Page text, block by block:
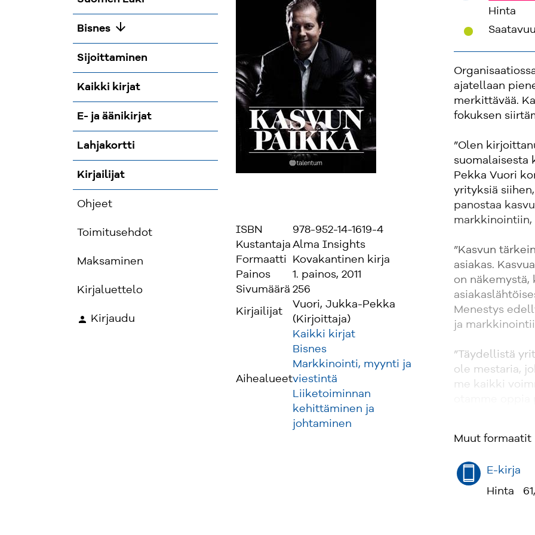
Bisnes arrow_downward
Sijoittaminen
Kaikki kirjat
E- ja äänikirjat
Lahjakortti
Kirjailijat
Ohjeet
Toimitusehdot
Maksaminen
Kirjaluettelo
Kirjaudu
ISBN
978-952-14-1619-4
Kustantaja Alma Insights
Formaatti
Kovakantinen kirja
Painos
1. painos, 2011
Sivumäärä 256
Kirjailijat
Vuori, Jukka-Pekka
(Kirjoittaja)
Aihealueet
Kaikki kirjat
Bisnes
Markkinointi, myynti ja
viestintä
Liiketoiminnan
kehittäminen ja
johtaminen
Hinta
ajatellaan
merkittävää.
fokuksen
”Olen
suomalaisesta
Pekka Vuori
yrityksiä
panostaa
markkinointiin,
”Kasvun
asiakas.
on näkemystä,
Menestys
ja
”Täydellistä
ole mestaria,
me kaikki
tähdistä. Vuori
ykkösketjun
pääomistaja
Mukana ovat
Muut formaatit
E-kirja
Hinta